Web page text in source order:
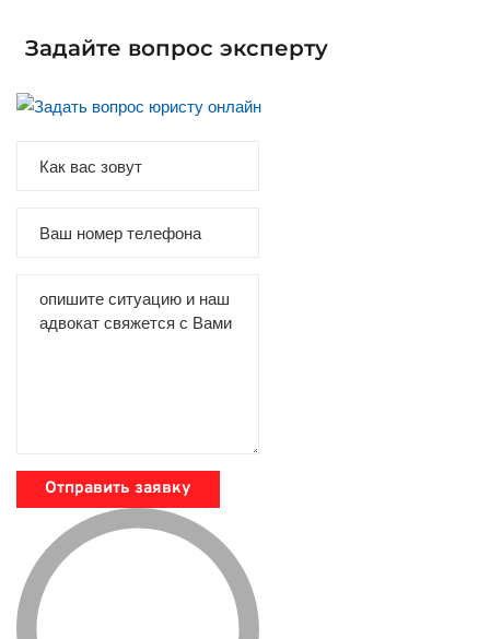
Задайте вопрос эксперту
Отправить заявку